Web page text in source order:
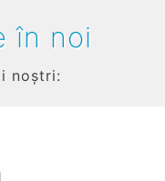
în noi
noștri: